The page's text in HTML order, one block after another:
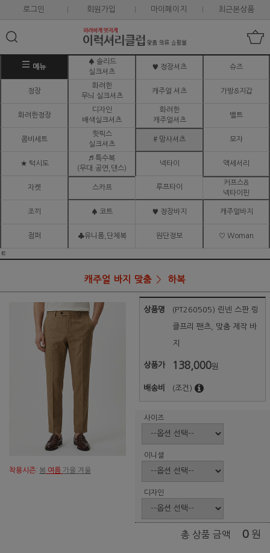
로그인 회원가입 마이페이지 최근본상품
메뉴
♠ 솔리드
실크셔츠
♥ 정장셔츠 슈즈
정장
화려한
무늬 실크셔츠
캐주얼 셔츠 가방&지갑
화려한정장
디자인
배색실크셔츠
화려한
캐주얼셔츠
벨트
콤비세트
핫픽스
실크셔츠
# 망사셔츠 모자
★ 턱시도
♬ 특수복
(무대.공연,댄스)
넥타이 액세서리
자켓 스카프 루프타이
커프스&
넥타이핀
조끼 ♠ 코트 ♥ 정장바지 캐주얼바지
점퍼 ♣유니폼,단체복 원단정보 ♡ Woman
ㅌ
캐주얼 바지 맞춤 하복
착용시즌: 봄 여름 가을 겨울
상품명 (PT260505) 린넨 스판 링
클프리 팬츠, 맞춤 제작 바
지
상품가 138,000원
배송비 (조건)
사이즈
이니셜
디자인
총 상품 금액 0 원